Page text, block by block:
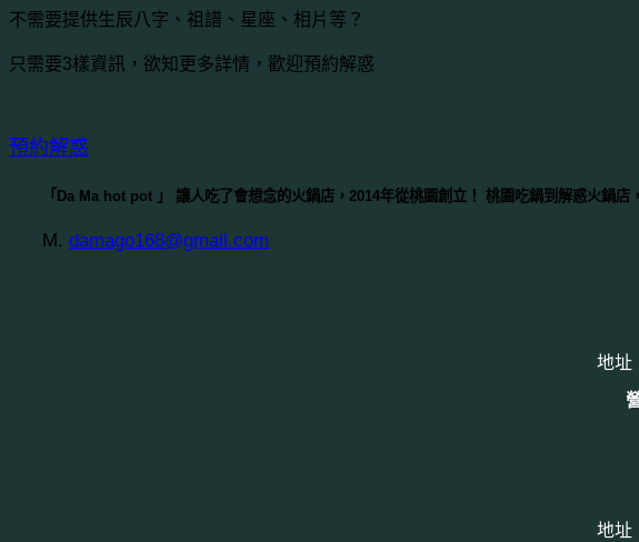
不需要提供生辰八字、祖譜、星座、相片等？
只需要3樣資訊，欲知更多詳情，歡迎預約解惑
預約解惑
「Da Ma hot pot 」 讓人吃了會想念的火鍋店，2014年從桃園創立！ 桃園吃鍋到解惑火鍋店
M. damago168@gmail.com
地址
地址